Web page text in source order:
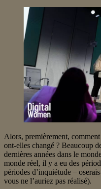
Alors, premièrement,
ont-elles changé ? Beaucoup
dernières années dans le
monde réel, il y a eu des
périodes d’inquiétude –
vous ne l’auriez pas réalisé).